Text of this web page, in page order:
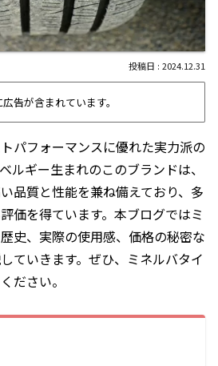
2024.12.31
告が含まれています。
パフォーマンスに優れた実力派の
ルギー生まれのこのブランドは、
品質と性能を兼ね備えており、多
価を得ています。本ブログではミ
史、実際の使用感、価格の秘密な
ていきます。ぜひ、ミネルバタイ
ださい。